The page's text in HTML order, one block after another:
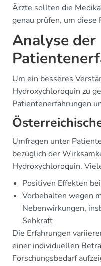
Ärzte sollten die
genau prüfen, um diese
Analyse der
Um ein besseres
Hydroxychloroquin zu
Patientenerfahrungen
Umfragen unter
bezüglich der
Hydroxychloroquin.
Positiven Effekten
Vorbehalten wegen
Nebenwirkungen,
Sehkraft
Die Erfahrungen
einer individuellen
Forschungsbedarf